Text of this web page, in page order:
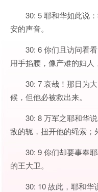
30: 5 耶和华如此说
安的声音。
30: 6 你们且访问看
用手掐腰，像产难的妇人
30: 7 哀哉！那日为
候，但他必被救出来。
30: 8 万军之耶和华
敌的轭，扭开他的绳索；
30: 9 你们却要事奉
的王大卫。
30: 10 故此，耶和华